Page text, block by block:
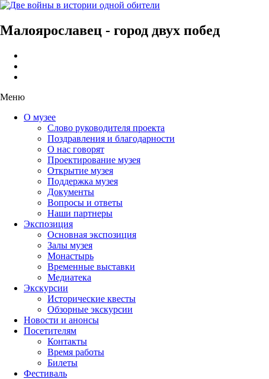
Малоярославец - город двух побед
Меню
О музее
Слово руководителя проекта
Поздравления и благодарности
О нас говорят
Проектирование музея
Открытие музея
Поддержка музея
Документы
Вопросы и ответы
Наши партнеры
Экспозиция
Основная экспозиция
Залы музея
Монастырь
Временные выставки
Медиатека
Экскурсии
Исторические квесты
Обзорные экскурсии
Новости и анонсы
Посетителям
Контакты
Время работы
Билеты
Фестиваль